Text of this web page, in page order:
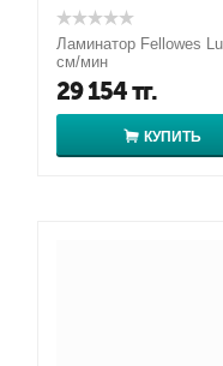
Ламинатор Fellowes
см/мин
29 154тг.
КУПИТЬ